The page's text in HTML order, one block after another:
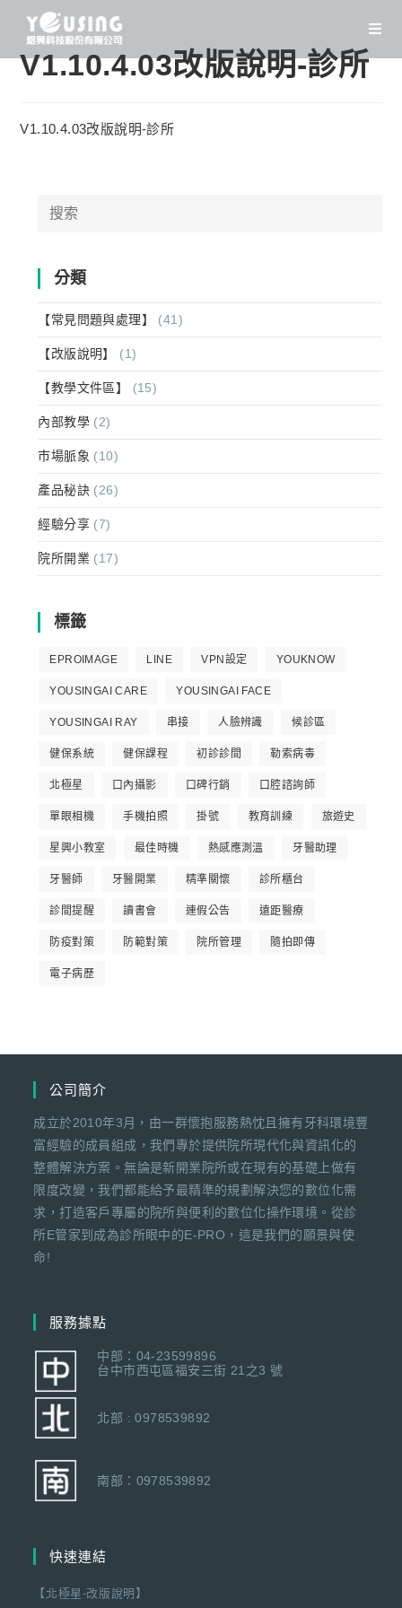
contentV1.10.4.03改版說明-診所
V1.10.4.03改版說明-診所
Search
分類
【常見問題與處理】 (41)
【改版說明】 (1)
【教學文件區】 (15)
內部教學 (2)
市場脈象 (10)
產品秘訣 (26)
經驗分享 (7)
院所開業 (17)
標籤
EPROIMAGE LINE VPN設定 YOUKNOW
YOUSINGAI CARE YOUSINGAI FACE
YOUSINGAI RAY 串接 人臉辨識 候診區
健保系統 健保課程 初診診間 勒索病毒
北極星 口內攝影 口碑行銷 口腔諮詢師
單眼相機 手機拍照 掛號 教育訓練 旅遊史
星興小教室 最佳時機 熱感應測溫 牙醫助理
牙醫師 牙醫開業 精準關懷 診所櫃台
診間提醒 讀書會 連假公告 遠距醫療
防疫對策 防範對策 院所管理 隨拍即傳
電子病歷
公司簡介
成立於2010年3月，由一群懷抱服務熱忱且擁有牙科環境豐
富經驗的成員組成，我們專於提供院所現代化與資訊化的
整體解決方案。無論是新開業院所或在現有的基礎上做有
限度改變，我們都能給予最精準的規劃解決您的數位化需
求，打造客戶專屬的院所與便利的數位化操作環境。從診
所E管家到成為診所眼中的E-PRO，這是我們的願景與使
命!
服務據點
中部：04-23599896
台中市西屯區福安三街 21之3 號
北部 : 0978539892
南部：0978539892
快速連結
【北極星-改版說明】